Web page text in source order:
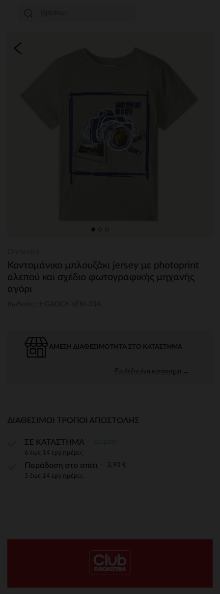
Κοντομάνικο μπλουζάκι jersey με photoprint
αλεπού και σχέδιο φωτογραφικής μηχανής
αγόρι
ΆΜΕΣΗ ΔΙΑΘΕΣΙΜΌΤΗΤΑ ΣΤΟ ΚΑΤΆΣΤΗΜΑ
Επιλέξτε ένα κατάστημα →
ΔΙΑΘΈΣΙΜΟΙ ΤΡΌΠΟΙ ΑΠΟΣΤΟΛΉΣ
ΣΕ ΚΑΤΑΣΤΗΜΑ
6 έως 14 εργ.ημέρες
Παράδοση στο σπίτι 3,90 €
5 έως 14 εργ.ημέρες